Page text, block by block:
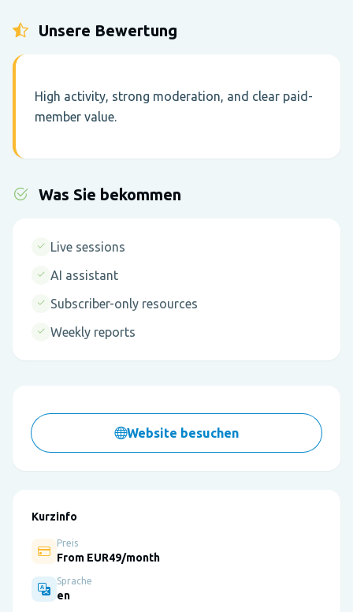
Unsere Bewertung
High activity, strong moderation, and clear paid-
member value.
Was Sie bekommen
Live sessions
AI assistant
Subscriber-only resources
Weekly reports
Website besuchen
Kurzinfo
Preis
From EUR49/month
Sprache
en